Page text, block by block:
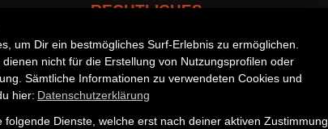
RECHTLICHES
AGB
Impressum
Datenschutz
um Dir ein bestmögliches Surf-Erlebnis zu ermöglichen.
nicht für die Erstellung von Nutzungsprofilen oder
Sämtliche Informationen zu verwendeten Cookies und
hier: Datenschutzerklärung
Dienste, welche erst nach deiner aktiven Zustimmung